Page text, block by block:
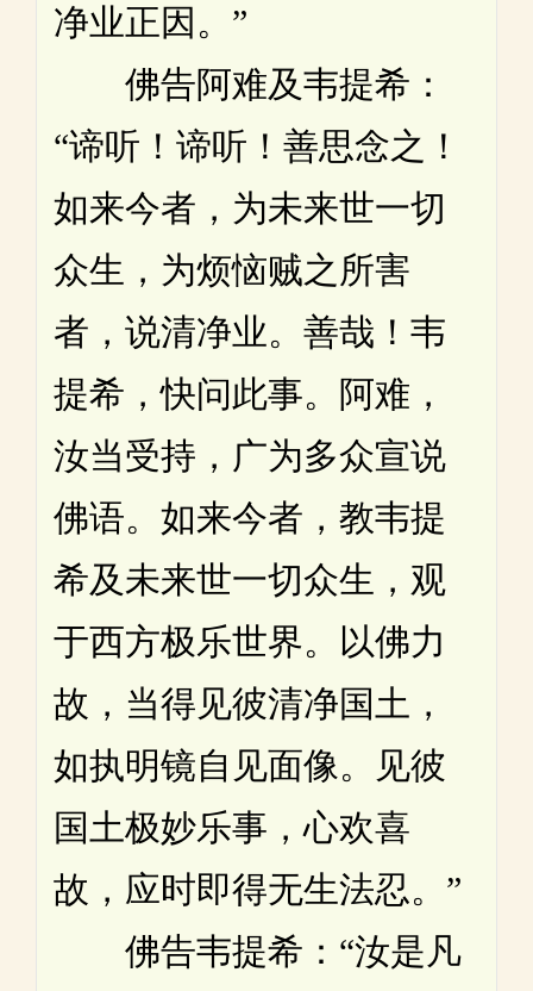
净业正因。”
佛告阿难及韦提希：
“谛听！谛听！善思念之！
如来今者，为未来世一切
众生，为烦恼贼之所害
者，说清净业。善哉！韦
提希，快问此事。阿难，
汝当受持，广为多众宣说
佛语。如来今者，教韦提
希及未来世一切众生，观
于西方极乐世界。以佛力
故，当得见彼清净国土，
如执明镜自见面像。见彼
国土极妙乐事，心欢喜
故，应时即得无生法忍。”
佛告韦提希：“汝是凡